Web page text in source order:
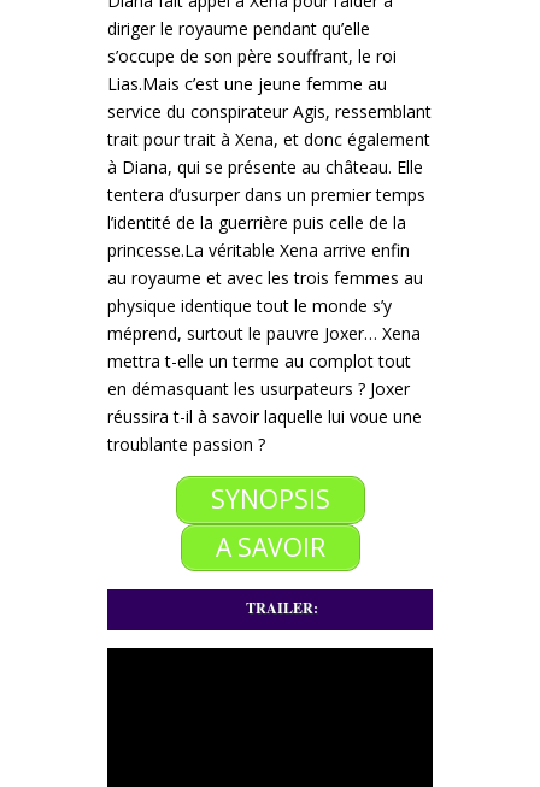
diriger le royaume pendant qu’elle
s’occupe de son père souffrant, le roi
Lias.Mais c’est une jeune femme au
service du conspirateur Agis, ressemblant
trait pour trait à Xena, et donc également
à Diana, qui se présente au château. Elle
tentera d’usurper dans un premier temps
l’identité de la guerrière puis celle de la
princesse.La véritable Xena arrive enfin
au royaume et avec les trois femmes au
physique identique tout le monde s’y
méprend, surtout le pauvre Joxer… Xena
mettra t-elle un terme au complot tout
en démasquant les usurpateurs ? Joxer
réussira t-il à savoir laquelle lui voue une
troublante passion ?
SYNOPSIS
A SAVOIR
TRAILER: